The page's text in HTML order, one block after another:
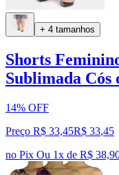
+ 4 tamanhos
Shorts
Sublimada Cós
14% OFF
Preço R$ 33,45R$ 33,45
no Pix Ou 1x de R$